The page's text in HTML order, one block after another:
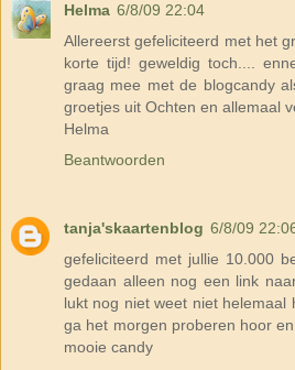
Helma 6/8/09 22:04
Allereerst gefeliciteerd met het
korte tijd! geweldig toch....
graag mee met de blogcandy
groetjes uit Ochten en allemaal
Helma
Beantwoorden
tanja'skaartenblog 6/8/09
gefeliciteerd met jullie 10.000
gedaan alleen nog een link
lukt nog niet weet niet
ga het morgen proberen hoor
mooie candy